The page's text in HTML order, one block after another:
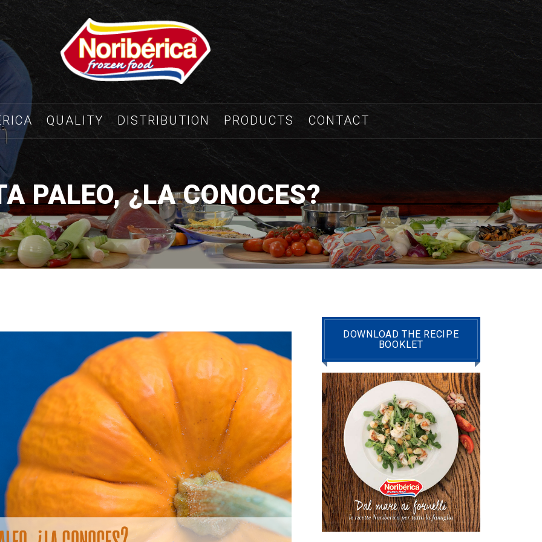
QUALITY DISTRIBUTION PRODUCTS CONTACT
PALEO, ¿LA CONOCES?
DOWNLOAD THE RECIPE
BOOKLET